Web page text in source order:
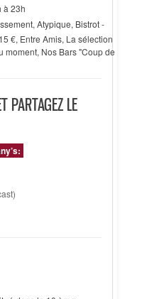
à 23h
, Atypique, Bistrot -
€, Entre Amis, La sélection
moment, Nos Bars "Coup de
PARTAGEZ LE